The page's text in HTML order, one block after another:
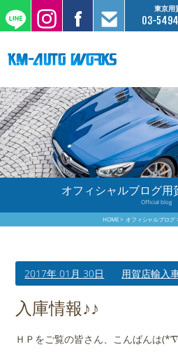
東京用
03-
在庫情報
オーダー
工場サー
保証につ
買取査定の
会社概要
オフィシャルブログ用
Official blog
HOME オフィシャルブログ
2017年 01月 30日 用賀店輸入
入庫情報♪♪
ＨＰをご覧の皆さん、こんばんは